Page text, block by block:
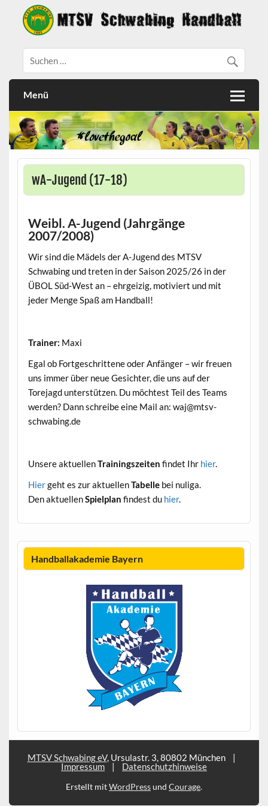
Menü
wA-Jugend (17-18)
Weibl. A-Jugend (Jahrgänge
2007/2008)
Wir sind die Mädels der A-Jugend des MTSV
Schwabing und treten in der Saison 2025/26 in der
ÜBOL Süd-West an – ehrgeizig, motiviert und mit
jeder Menge Spaß am Handball!
Trainer: Maxi
Egal ob Fortgeschrittene oder Anfänger – wir freuen
uns immer über neue Gesichter, die uns auf der
Torejagd unterstützen. Du möchtest Teil des Teams
werden? Dann schreibe eine Mail an: waj@mtsv-
schwabing.de
Unsere aktuellenTrainingszeiten findet Ihr hier.
Hiergeht es zur aktuellenTabellebei nuliga.
Den aktuellenSpielplan findest du hier.
Handballakademie Bayern
MTSV Schwabing eV, Ursulastr. 3, 80802 München|
Impressum | Datenschutzhinweise
Erstellt mitWordPressund Courage.